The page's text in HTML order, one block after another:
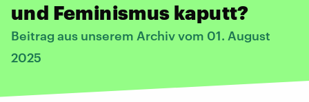
und Feminismus kaputt?
Beitrag aus unserem Archiv vom 01. August
2025